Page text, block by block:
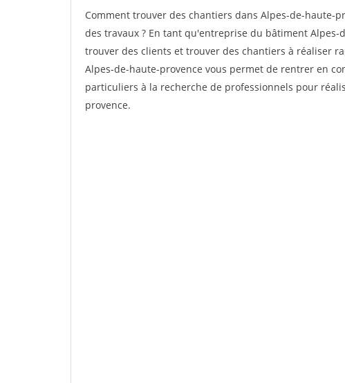
Comment trouver des chantiers dans Alpes-de-haute-
des travaux ? En tant qu'entreprise du bâtiment
trouver des clients et trouver des chantiers à réaliser
Alpes-de-haute-provence vous permet de rentrer en
particuliers à la recherche de professionnels pour
provence.